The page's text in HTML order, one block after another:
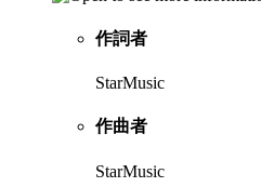
作詞者
StarMusic
作曲者
StarMusic